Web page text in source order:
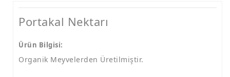
Organik Meyve Suyu
Portakal Nektarı
Ürün Bilgisi:
Organik Meyvelerden Üretilmiştir.